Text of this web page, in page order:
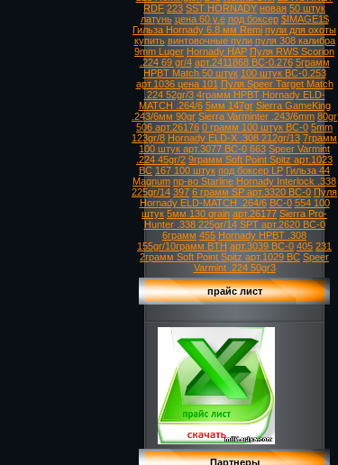
RDF 223 SST HORNADY новая 50 штук
латунь цена 60 у.е под боксер $IMAGE1$
Гильза Hornady 6.8 мм Remi пули для охоты
купить винтовочные пули пуля 308 калибра
9mm Luger Hornady HAP Пуля RWS Scorion
.224 69 gr/4 арт.2411868 ВС-0.276 5грамм
HPBT Match 50 штук 100 штук ВС-0.253
арт.1036 цена 101 Пуля Speer Target Match
.224 52gr/3 4грамм HPBT Hornady ELD-
MATCH .264/6 5мм 147gr Sierra GameKing
.243/6мм 90gr Sierra Varminter .243/6mm 80gr
506 арт.26176 0 грамм 100 штук ВС-0 5mm
123gr/8 Hornady ELD-X .308 212gr/13 7грамм
100 штук арт.3077 ВС-0 663 Speer Varmint
.224 45gr/2 9грамм Soft Point Spitz арт.1023
ВС 167 100 штук под боксер LP Гильза 44
Magnum пр-во Starline Hornady Interlock .338
225gr/14 397 6 грамм SP арт.3320 ВС-0 Пуля
Hornady ELD-MATCH .264/6 ВС-0 554 100
штук 5мм 130 grain арт.26177 Sierra Pro-
Hunter .338 225gr/14 SPT арт.2620 ВС-0
6грамм 455 Hornady HPBT .308
155gr/10грамм BTH арт.3039 ВС-0 405 231
2грамм Soft Point Spitz арт.1029 ВС Speer
Varmint .224 50gr3
прайс лист
Партнеры